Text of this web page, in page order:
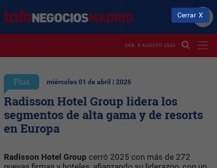
SÁB. 8 AGOSTO 2026
Plus miércoles 01 de abril | 2026
Radisson Hotel Group lidera los
segmentos de alta gama y de resorts
en Europa
Radisson Hotel Group cerró 2025 con más de 272
Cerrar